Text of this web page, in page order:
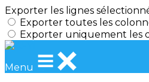
Exporter les lignes
Exporter toutes les
Exporter uniquement les
Menu